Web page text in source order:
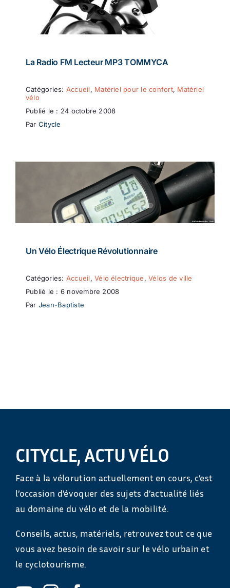
La Radio FM Lecteur MP3 TOMMYCA
Catégories: Accueil, Matériel pour le confort, Matériel
vélo
Publié le : 24 octobre 2008
Par Citycle
Un Vélo Électrique Révolutionnaire
Catégories: Accueil,Vélo électrique,Vélos de ville
Publié le : 6 novembre 2008
Par Jean-Baptiste
CITYCLE, ACTU VÉLO
Face à la vélorution actuellement en cours, c’est
l’occasion d’évoquer des sujets d’actualité liés
au domaine du vélo et de la mobilité.
Conseils, actus, matériels, retrouvez tout ce que
vous avez besoin de savoir sur le vélo urbain et
le cyclotourisme.